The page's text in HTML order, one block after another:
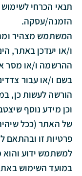
תנאי הכרחי
הזמנה/עסקה.
המשתמש מצהיר
ו/או יעדכן באתר,
ההרשמה ו/או מסר
בשם ו/או עבור
הורשה לעשות כן,
וכן מידע נוסף
של האתר (ככל
פרטיות זו ובהתאם
למשתמש ידוע
במועד השימוש